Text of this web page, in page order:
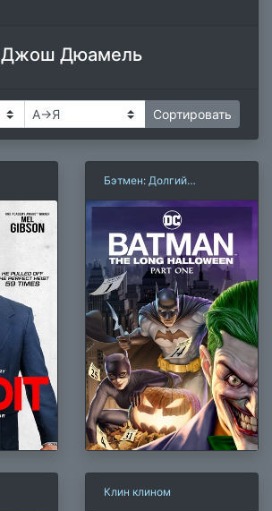
Джош Дюамель
Бэтмен: Долгий
Клин клином